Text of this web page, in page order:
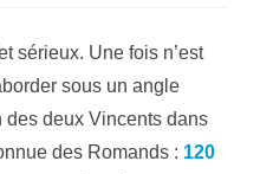
sérieux. Une fois n’est
sous un angle
des deux Vincents dans
des Romands : 120